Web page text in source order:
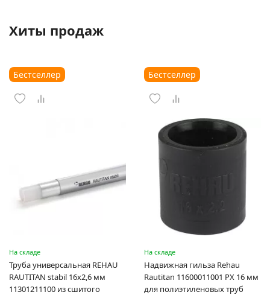
Хиты продаж
Бестселлер
На складе
Труба универсальная REHAU
RAUTITAN stabil 16х2,6 мм
11301211100 из сшитого
Бестселлер
На складе
Надвижная гильза Rehau
Rautitan 11600011001 PX 16 мм
для полиэтиленовых труб